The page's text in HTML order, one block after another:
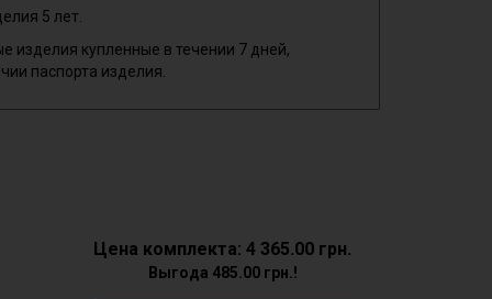
5 лет.
изделия купленные в течении 7 дней,
паспорта изделия.
Цена комплекта: 4 365.00 грн.
Выгода 485.00 грн.!